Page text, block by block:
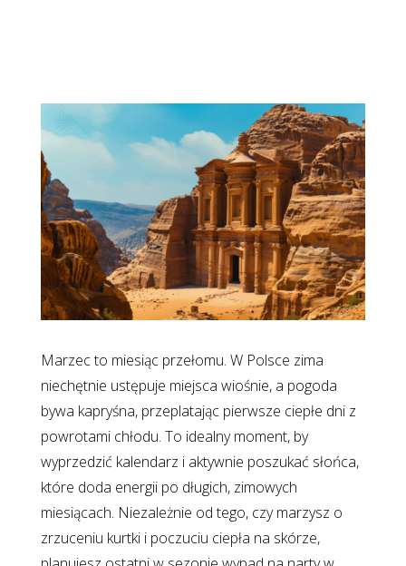
Marzec to miesiąc przełomu. W Polsce zima
niechętnie ustępuje miejsca wiośnie, a pogoda
bywa kapryśna, przeplatając pierwsze ciepłe dni z
powrotami chłodu. To idealny moment, by
wyprzedzić kalendarz i aktywnie poszukać słońca,
które doda energii po długich, zimowych
miesiącach. Niezależnie od tego, czy marzysz o
zrzuceniu kurtki i poczuciu ciepła na skórze,